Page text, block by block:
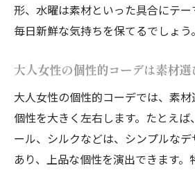
形、水曜は素材といった具合にテー
毎日新鮮な気持ちを保てるでしょう。
大人女性の個性的コーデは素材選
大人女性の個性的コーデでは、素
個性を大きく左右します。たとえ
ール、シルクなどは、シンプルな
あり、上品な個性を演出できます